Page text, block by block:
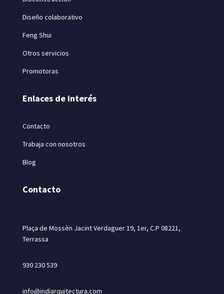
Diseño colaborativo
Feng Shui
Otros servicios
Promotoras
Enlaces de interés
Contacto
Trabaja con nosotros
Blog
Contacto
Plaça de Mossèn Jacint Verdaguer 19, 1er, C.P 08221,
Terrassa
930 230 539
info@indiarquitectura.com